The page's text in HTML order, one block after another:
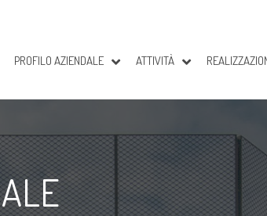
PROFILO AZIENDALE ATTIVITÀ